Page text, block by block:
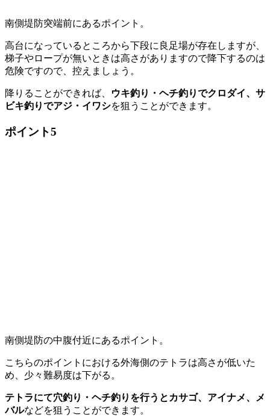
南側堤防突端前にあるポイント。
高台になっているところから下段に良足場が存在しますが、
梯子やロープが無いときは高さがありますので降下するのは
危険ですので、控えましょう。
降りることができれば、
ウキ釣り・ヘチ釣りでクロダイ、サ
ビキ釣りでアジ・イワシを狙うことができます。
ポイント5
南側堤防の中腹付近にあるポイント。
こちらのポイントにおける外海側のテトラは高さが低いた
め、少々難易度は下がる。
テトラにて穴釣り・ヘチ釣りを行うとカサゴ、アイナメ、メ
バルなどを狙うことができます。